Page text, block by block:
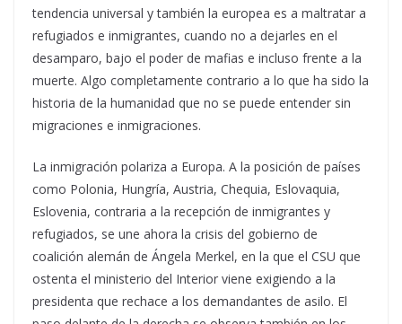
tendencia universal y también la europea es a maltratar a
refugiados e inmigrantes, cuando no a dejarles en el
desamparo, bajo el poder de mafias e incluso frente a la
muerte. Algo completamente contrario a lo que ha sido la
historia de la humanidad que no se puede entender sin
migraciones e inmigraciones.
La inmigración polariza a Europa. A la posición de países
como Polonia, Hungría, Austria, Chequia, Eslovaquia,
Eslovenia, contraria a la recepción de inmigrantes y
refugiados, se une ahora la crisis del gobierno de
coalición alemán de Ángela Merkel, en la que el CSU que
ostenta el ministerio del Interior viene exigiendo a la
presidenta que rechace a los demandantes de asilo. El